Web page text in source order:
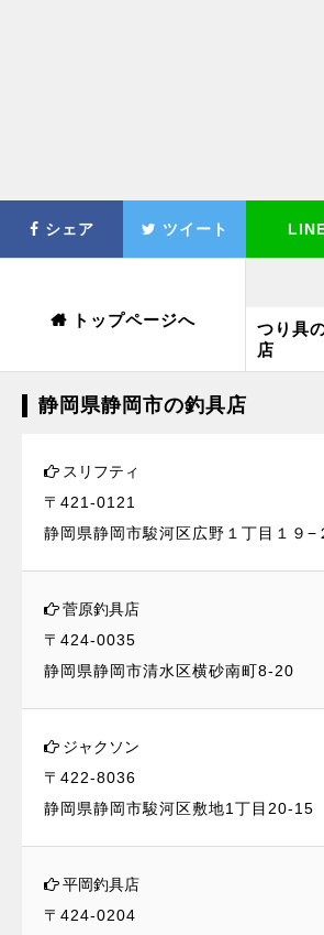
シェア ツイート
トップページへ
つり具
店
静岡県静岡市の釣具店
スリフティ
〒421-0121
静岡県静岡市駿河区広野１丁目１９−
菅原釣具店
〒424-0035
静岡県静岡市清水区横砂南町8-20
ジャクソン
〒422-8036
静岡県静岡市駿河区敷地1丁目20-15
平岡釣具店
〒424-0204